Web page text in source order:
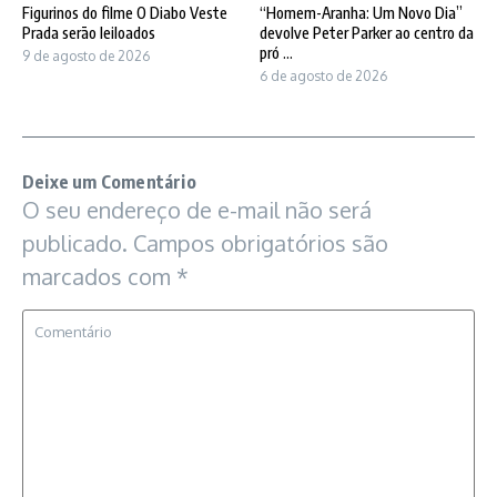
Figurinos do filme O Diabo Veste
Prada serão leiloados
9 de agosto de 2026
“Homem-Aranha: Um Novo Dia”
devolve Peter Parker ao centro da
pró ...
6 de agosto de 2026
Deixe um Comentário
O seu endereço de e-mail não será
publicado. Campos obrigatórios são
marcados com *